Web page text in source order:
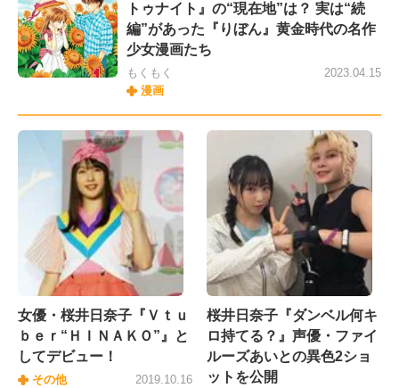
トゥナイト』の“現在地”は？ 実は“続
編”があった『りぼん』黄金時代の名作
少女漫画たち
もくもく
漫画
2023.04.15
女優・桜井日奈子『Ｖｔｕ
ｂｅｒ“ＨＩＮＡＫＯ”』と
してデビュー！
その他 2019.10.16
桜井日奈子『ダンベル何キ
ロ持てる？』声優・ファイ
ルーズあいとの異色2ショ
ットを公開